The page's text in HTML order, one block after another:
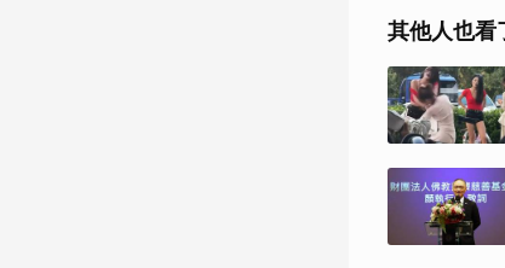
其他人也看